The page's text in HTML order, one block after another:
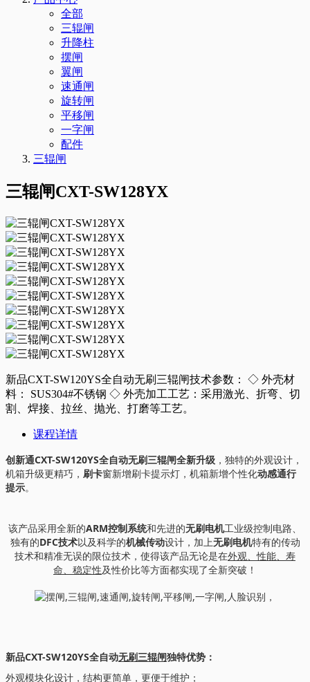
全部
三辊闸
升降柱
摆闸
翼闸
速通闸
旋转闸
平移闸
一字闸
配件
三辊闸
三辊闸CXT-SW128YX
新品CXT-SW120YS全自动无刷三辊闸技术参数： ◇ 外壳材
料： SUS304#不锈钢 ◇ 外壳加工工艺：采用激光、折弯、切
割、焊接、拉丝、抛光、打磨等工艺。
课程详情
创新通CXT-SW120YS全自动无刷三辊闸全新升级 ，独特的外观设计，
机箱升级更精巧， 刷卡窗新增刷卡提示灯，机箱新增个性化动感通行
提示。
该产品采用全新的ARM控制系统和先进的无刷电机工业级控制电路、
独有的DFC技术以及科学的机械传动设计，加上无刷电机特有的传动
技术和精准无误的限位技术，使得该产品无论是在外观、性能、寿
命、稳定性及性价比等方面都实现了全新突破！
新品CXT-SW120YS全自动无刷三辊闸独特优势：
外观模块化设计，结构更简单，更便于维护；